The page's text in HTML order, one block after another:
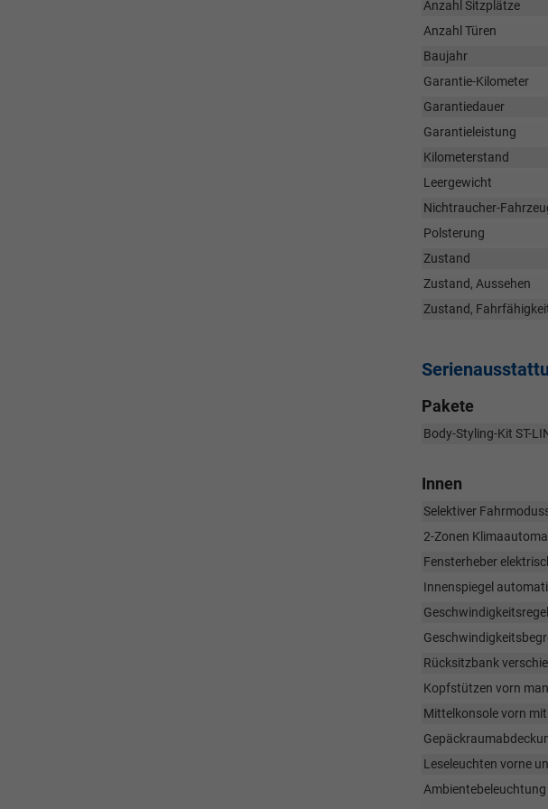
Anzahl Sitzplätze
Anzahl Türen
Baujahr
Garantie-Kilometer
Garantiedauer
Garantieleistung
Kilometerstand
Leergewicht
Nichtraucher-
Polsterung
Zustand
Zustand, Aussehen
Zustand,
Pakete
Body-Styling-Kit ST-
Innen
Selektiver
2-Zonen
Fensterheber
Innenspiegel
Rücksitzbank
Kopfstützen vorn
Mittelkonsole vorn
Leseleuchten vorne